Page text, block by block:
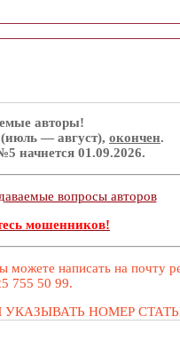
авторы!
— август), окончен.
начнется 01.09.2026.
вопросы авторов
мошенников!
можете написать на почту
755 50 99.
НОМЕР